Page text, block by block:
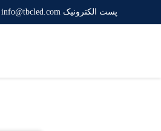
پست الکترونیک info@tbcled.com